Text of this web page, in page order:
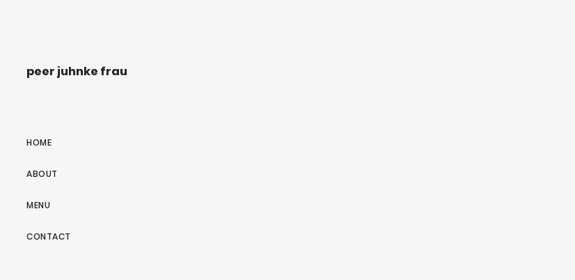
peer juhnke frau
HOME
ABOUT
MENU
CONTACT